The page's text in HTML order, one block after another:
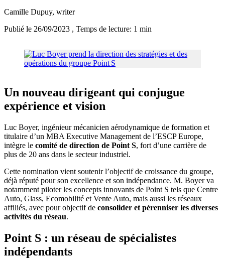
Camille Dupuy, writer
Publié le 26/09/2023 , Temps de lecture: 1 min
Un nouveau dirigeant qui conjugue
expérience et vision
Luc Boyer, ingénieur mécanicien aérodynamique de formation et
titulaire d’un MBA Executive Management de l’ESCP Europe,
intègre le comité de direction de Point S, fort d’une carrière de
plus de 20 ans dans le secteur industriel.
Cette nomination vient soutenir l’objectif de croissance du groupe,
déjà réputé pour son excellence et son indépendance. M. Boyer va
notamment piloter les concepts innovants de Point S tels que Centre
Auto, Glass, Ecomobilité et Vente Auto, mais aussi les réseaux
affiliés, avec pour objectif de consolider et pérenniser les diverses
activités du réseau.
Point S : un réseau de spécialistes
indépendants